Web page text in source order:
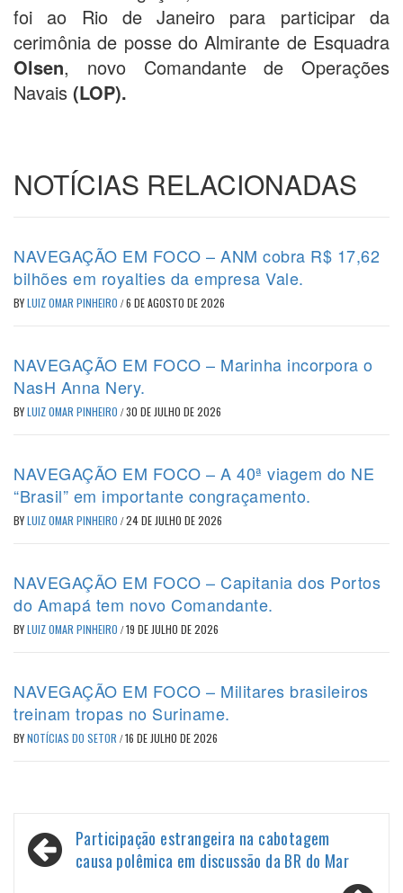
foi ao Rio de Janeiro para participar da
cerimônia de posse do Almirante de Esquadra
Olsen, novo Comandante de Operações
Navais (LOP).
NOTÍCIAS RELACIONADAS
NAVEGAÇÃO EM FOCO – ANM cobra R$ 17,62
bilhões em royalties da empresa Vale.
BYLUIZ OMAR PINHEIRO /6 DE AGOSTO DE 2026
NAVEGAÇÃO EM FOCO – Marinha incorpora o
NasH Anna Nery.
BYLUIZ OMAR PINHEIRO /30 DE JULHO DE 2026
NAVEGAÇÃO EM FOCO – A 40ª viagem do NE
“Brasil” em importante congraçamento.
BYLUIZ OMAR PINHEIRO /24 DE JULHO DE 2026
NAVEGAÇÃO EM FOCO – Capitania dos Portos
do Amapá tem novo Comandante.
BYLUIZ OMAR PINHEIRO /19 DE JULHO DE 2026
NAVEGAÇÃO EM FOCO – Militares brasileiros
treinam tropas no Suriname.
BYNOTÍCIAS DO SETOR /16 DE JULHO DE 2026
Navegação
de
Participação estrangeira na cabotagem
causa polêmica em discussão da BR do Mar